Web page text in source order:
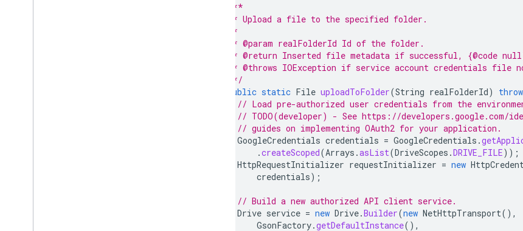
/**
   * Upload a file to the specified folder.
   *
   * @param realFolderId Id of the folder.
* @return Inserted file metadata if successful, {@code
* @throws IOException if service account credentials file
   */
public static File uploadToFolder(String realFolderId)
// Load pre-authorized user credentials from the
// TODO(developer) - See https://developers.google.com/
// guides on implementing OAuth2 for your application.
GoogleCredentials credentials = GoogleCredentials .
.createScoped(Arrays .asList(DriveScopes .DRIVE_FILE));
HttpRequestInitializer requestInitializer = new
credentials);
// Build a new authorized API client service.
Drive service = new Drive.Builder(new NetHttpTransport(),
GsonFactory.getDefaultInstance(),